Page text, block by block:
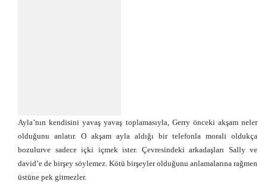
Ayla’nın kendisini yavaş yavaş toplamasıyla, Gerry önceki akşam neler
olduğunu anlatır. O akşam ayla aldığı bir telefonla morali oldukça
bozulurve sadece içki içmek ister. Çevresindeki arkadaşları Sally ve
david’e de birşey söylemez. Kötü birşeyler olduğunu anlamalarına rağmen
üstüne pek gitmezler.